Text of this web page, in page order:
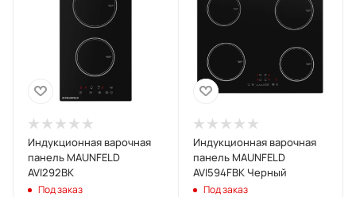
Индукционная варочная
панель MAUNFELD
AVI292BK
Под заказ
Индукционная варочная
панель MAUNFELD
AVI594FBK Черный
Под заказ